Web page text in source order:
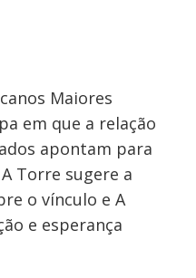
Maiores
em que a relação
apontam para
Torre sugere a
o vínculo e A
e esperança